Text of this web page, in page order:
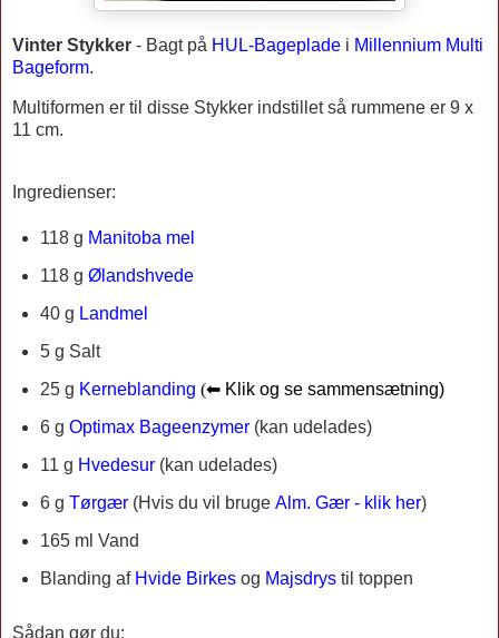
Vinter Stykker - Bagt på HUL-Bageplade i Millennium Multi
Bageform.
Multiformen er til disse Stykker indstillet så rummene er 9 x
11 cm.
Ingredienser:
118 g Manitoba mel
118 g Ølandshvede
40 g Landmel
5 g Salt
25 g Kerneblanding (⬅ Klik og se sammensætning)
6 g Optimax Bageenzymer (kan udelades)
11 g Hvedesur (kan udelades)
6 g Tørgær (Hvis du vil bruge Alm. Gær - klik her)
165 ml Vand
Blanding af Hvide Birkes og Majsdrys til toppen
Sådan gør du: